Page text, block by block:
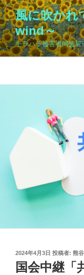
コ
ン
テ
ン
ツ
風に吹か
wind～
モラハラ被害者同盟管
投
稿
日:
2024年4月3日 投稿者: 熊
国会中継「